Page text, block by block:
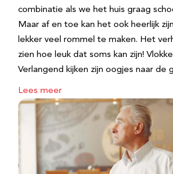
combinatie als we het huis graag
Maar af en toe kan het ook heerlijk
lekker veel rommel te maken. Het
zien hoe leuk dat soms kan zijn!
Verlangend kijken zijn oogjes naar de
Lees meer